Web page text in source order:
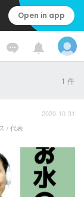
Open in app
1 件
/ 代表
2020-10-31